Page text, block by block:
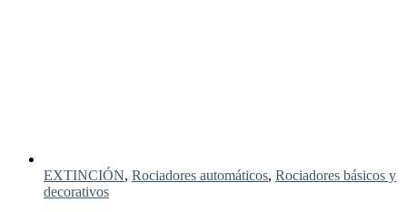
EXTINCIÓN, Rociadores automáticos, Rociadores básicos y
decorativos